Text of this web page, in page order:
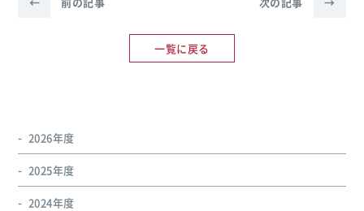
一覧に戻る
2026年度
2025年度
2024年度